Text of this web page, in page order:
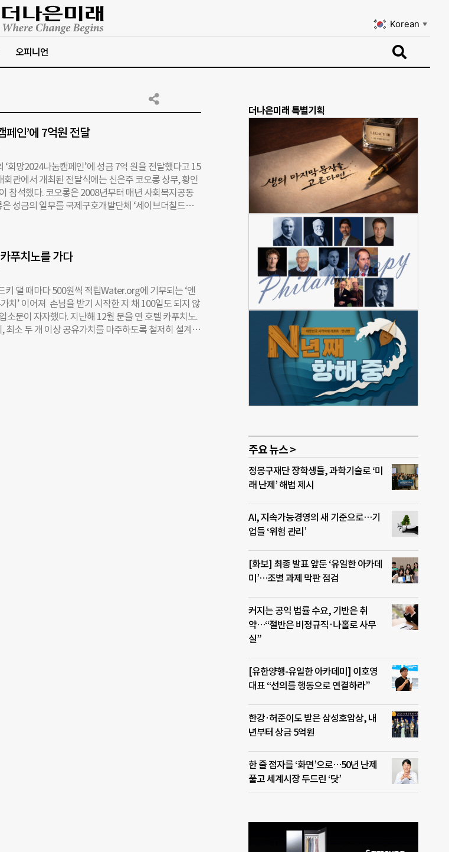
Korean ▼
오피니언
페인’에 7억원 전달
희망2024나눔캠페인’에 성금 7억 원을 전달했다고 15
관에서 개최된 전달식에는 신은주 코오롱 상무, 황인
참석했다. 코오롱은 2008년부터 매년 사회복지공동
성금의 일부를 국제구호개발단체 ‘세이브더칠드
주 코오롱 상무는 “경제 상황이 어려운 때일수록 취약
로 생각된다”며 “코오롱은 지속해서 우리 사회의 소
해 사회적 책임을 다할 것”이라고 밝혔다.
푸치노를 가다
키 댈 때마다 500원씩 적립Water.org에 기부되는 ‘엔
치’ 이어져 손님을 받기 시작한 지 채 100일도 되지 않
소문이 자자했다. 지난해 12월 문을 연 호텔 카푸치노.
최소 두 개 이상 공유가치를 마주하도록 철저히 설계
더나은미래 특별기획
주요 뉴스 >
정몽구재단 장학생들, 과학기술로 ‘미
래 난제’ 해법 제시
AI, 지속가능경영의 새 기준으로…기
업들 ‘위험 관리’
[화보] 최종 발표 앞둔 ‘유일한 아카데
미’…조별 과제 막판 점검
커지는 공익 법률 수요, 기반은 취
약…“절반은 비정규직·나홀로 사무
실”
[유한양행-유일한 아카데미] 이호영
대표 “선의를 행동으로 연결하라”
한강·허준이도 받은 삼성호암상, 내
년부터 상금 5억원
한 줄 점자를 ‘화면’으로…50년 난제
풀고 세계시장 두드린 ‘닷’